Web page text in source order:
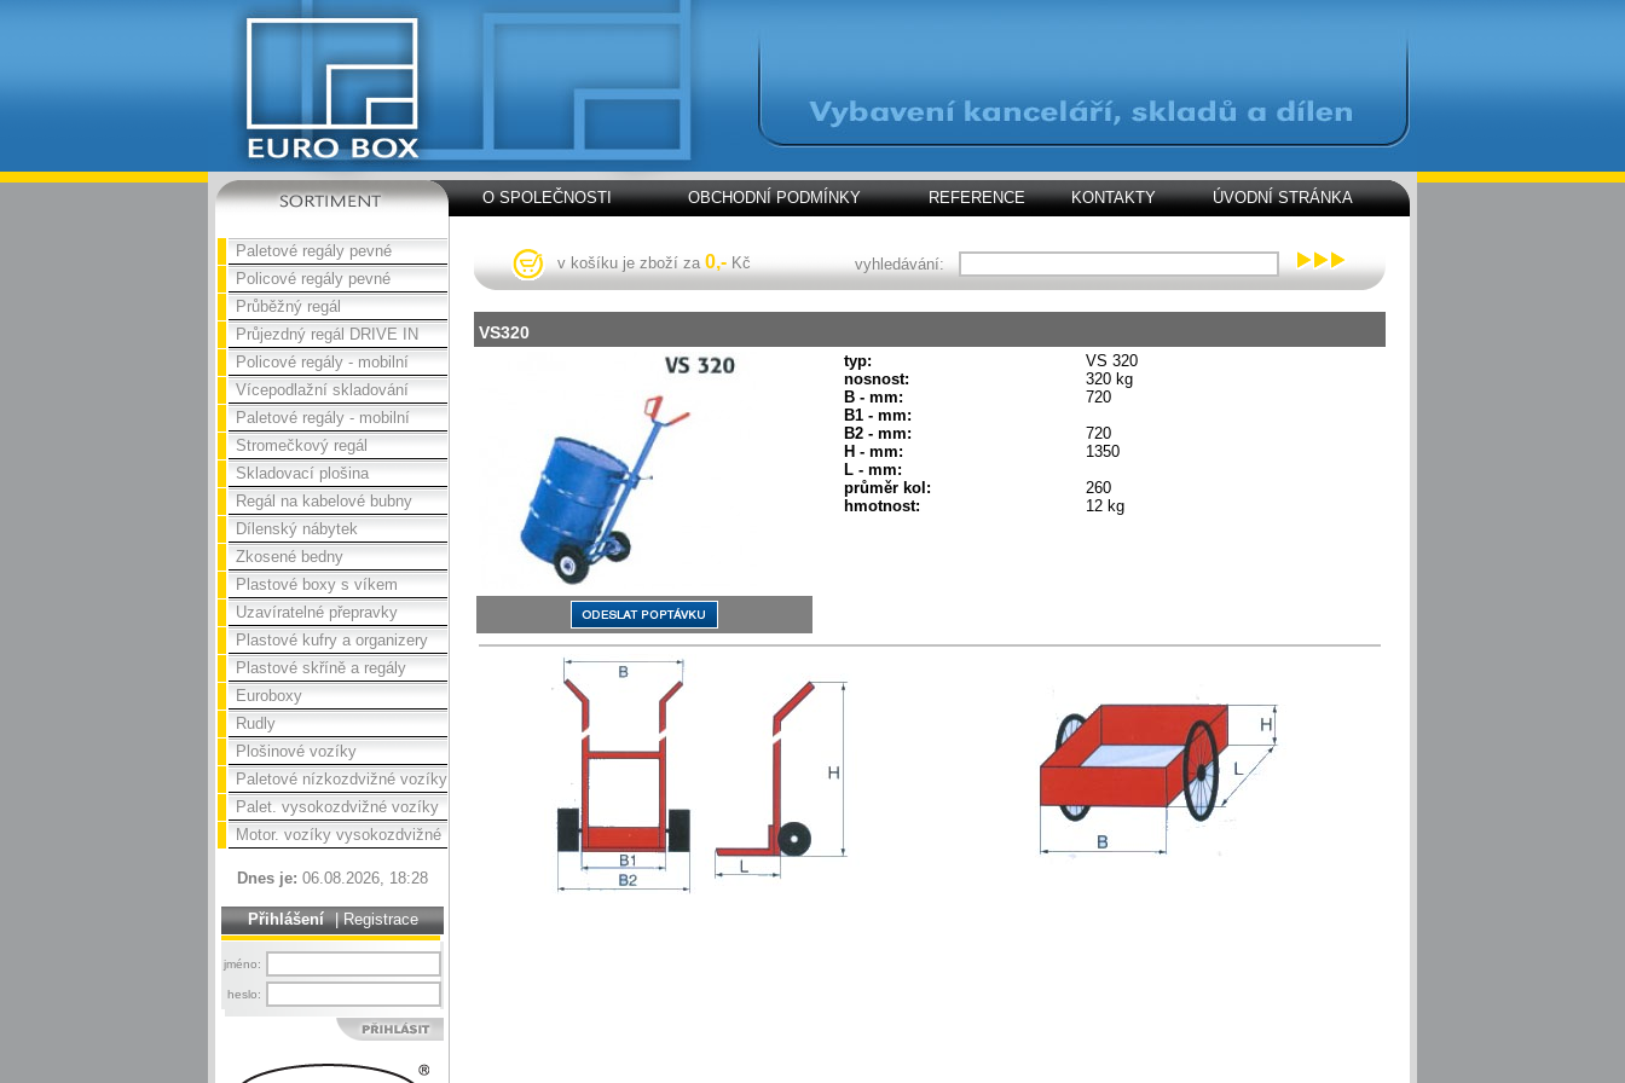
O SPOLEČNOSTI OBCHODNÍ PODMÍNKY REFERENCE KONTAKTY ÚVODNÍ STRÁNKA
Paletové regály pevné
Policové regály pevné
Průběžný regál
Průjezdný regál DRIVE IN
Policové regály - mobilní
Vícepodlažní skladování
Paletové regály - mobilní
Stromečkový regál
Skladovací plošina
Regál na kabelové bubny
Dílenský nábytek
Zkosené bedny
Plastové boxy s víkem
Uzavíratelné přepravky
Plastové kufry a organizery
Plastové skříně a regály
Euroboxy
Rudly
Plošinové vozíky
Paletové nízkozdvižné vozíky
Palet. vysokozdvižné vozíky
Motor. vozíky vysokozdvižné
Dnes je: 06.08.2026, 18:28
Přihlášení |Registrace
jméno:
heslo:
v košíku je zboží za 0,- Kč vyhledávání:
VS320
typ:
VS 320
nosnost:
320 kg
B - mm:
720
B1 - mm:
B2 - mm:
720
H - mm:
1350
L - mm:
průměr kol:
260
hmotnost:
12 kg